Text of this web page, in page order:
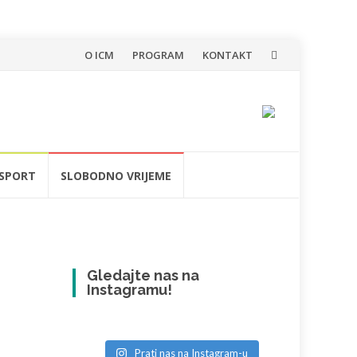
Skip
O ICM PROGRAM KONTAKT
SPORT SLOBODNO VRIJEME
Gledajte nas na
Instagramu!
Prati nas na Instagram-u